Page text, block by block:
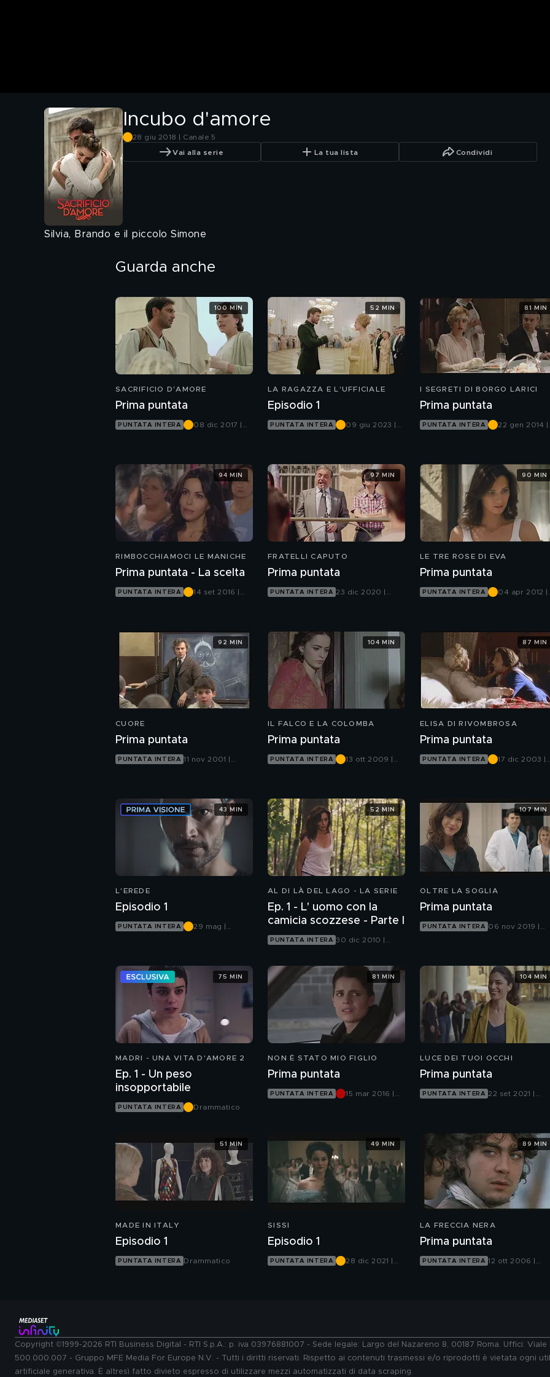
Incubo d'amore
28 giu 2018 | Canale 5
Vai alla serie La tua lista Condividi
Silvia, Brando e il piccolo Simone
Guarda anche
SACRIFICIO D'AMORE
Prima puntata
PUNTATA INTERA
08 dic 2017 |
100 MIN
LA RAGAZZA E L'UFFICIALE
Episodio 1
PUNTATA INTERA
09 giu 2023 |
52 MIN
I SEGRETI DI BORGO LARICI
Prima puntata
PUNTATA INTERA
22 gen 2014 |
81 MIN
RIMBOCCHIAMOCI LE MANICHE
Prima puntata - La scelta
PUNTATA INTERA
14 set 2016 |
94 MIN
FRATELLI CAPUTO
Prima puntata
PUNTATA INTERA 23 dic 2020 |
97 MIN
LE TRE ROSE DI EVA
Prima puntata
PUNTATA INTERA
04 apr 2012 |
90 MIN
CUORE
Prima puntata
PUNTATA INTERA 11 nov 2001 |
92 MIN
IL FALCO E LA COLOMBA
Prima puntata
PUNTATA INTERA
13 ott 2009 |
104 MIN
ELISA DI RIVOMBROSA
Prima puntata
PUNTATA INTERA
17 dic 2003 |
87 MIN
L'EREDE
Episodio 1
PUNTATA INTERA
29 mag |
43 MIN
AL DI LÀ DEL LAGO - LA SERIE
Ep. 1 - L' uomo con la
camicia scozzese - Parte I
PUNTATA INTERA 30 dic 2010 |
52 MIN
OLTRE LA SOGLIA
Prima puntata
PUNTATA INTERA 06 nov 2019 |
107 MIN
MADRI - UNA VITA D'AMORE 2
Ep. 1 - Un peso
insopportabile
PUNTATA INTERA Drammatico
75 MIN
NON È STATO MIO FIGLIO
Prima puntata
PUNTATA INTERA
15 mar 2016 |
81 MIN
LUCE DEI TUOI OCCHI
Prima puntata
PUNTATA INTERA 22 set 2021 |
104 MIN
MADE IN ITALY
Episodio 1
PUNTATA INTERA Drammatico
51 MIN
SISSI
Episodio 1
PUNTATA INTERA
28 dic 2021 |
49 MIN
LA FRECCIA NERA
Prima puntata
PUNTATA INTERA 12 ott 2006 |
89 MIN
Copyright ©1999-2026 RTI Business Digital - RTI S.p.A.: p. iva 03976881007 - Sede legale: Largo del Nazareno 8, 00187 Roma. Uffici:
500.000.007 - Gruppo MFE Media For Europe N.V. - Tutti i diritti riservati. Rispetto ai contenuti trasmessi e/o riprodotti è vietata ogni
artificiale generativa. È altresì fatto divieto espresso di utilizzare mezzi automatizzati di data scraping.